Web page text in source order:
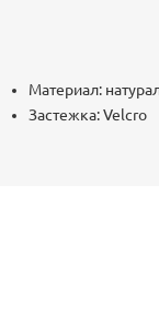
Материал:
Застежка: Velcro